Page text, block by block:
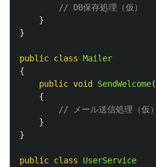
// DB保存処理（仮）
}
}
public class Mailer
{
public void SendWelcome(
{
// メール送信処理（仮）
}
}
public class
UserService